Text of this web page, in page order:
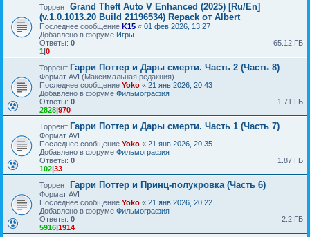
Торрент Grand Theft Auto V Enhanced (2025) [Ru/En]
(v.1.0.1013.20 Build 21196534) Repack от Albert
Последнее сообщение K15 « 01 фев 2026, 13:27
Добавлено в форуме Игры
Ответы: 0
1|0
65.12 ГБ
Торрент Гарри Поттер и Дары смерти. Часть 2 (Часть 8)
Формат AVI (Максимальная редакция)
Последнее сообщение Yoko « 21 янв 2026, 20:43
Добавлено в форуме Фильмография
Ответы: 0
2828|970
1.71 ГБ
Торрент Гарри Поттер и Дары смерти. Часть 1 (Часть 7)
Формат AVI
Последнее сообщение Yoko « 21 янв 2026, 20:35
Добавлено в форуме Фильмография
Ответы: 0
102|33
1.87 ГБ
Торрент Гарри Поттер и Принц-полукровка (Часть 6)
Формат AVI
Последнее сообщение Yoko « 21 янв 2026, 20:22
Добавлено в форуме Фильмография
Ответы: 0
5916|1914
2.2 ГБ